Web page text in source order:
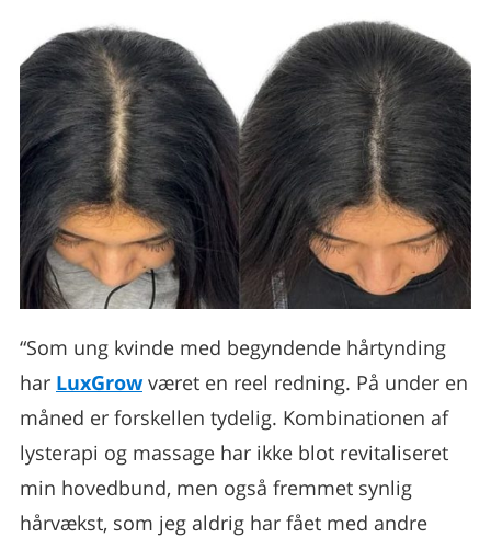
“Som ung kvinde med begyndende hårtynding
har LuxGrowværet en reel redning. På under en
måned er forskellen tydelig. Kombinationen af
lysterapi og massage har ikke blot revitaliseret
min hovedbund, men også fremmet synlig
hårvækst, som jeg aldrig har fået med andre